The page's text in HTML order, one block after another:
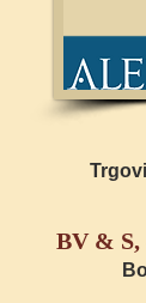
BV & S,